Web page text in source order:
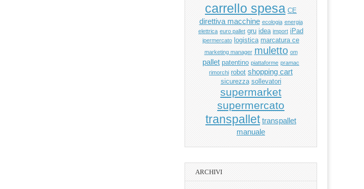
carrello spesa CE
direttiva macchine ecologia energia
elettrica euro pallet gru idea import iPad
ipermercato logistica marcatura ce
marketing manager muletto om
pallet patentino piattaforme pramac
rimorchi robot shopping cart
sicurezza sollevatori
supermarket
supermercato
transpallet transpallet
manuale
ARCHIVI